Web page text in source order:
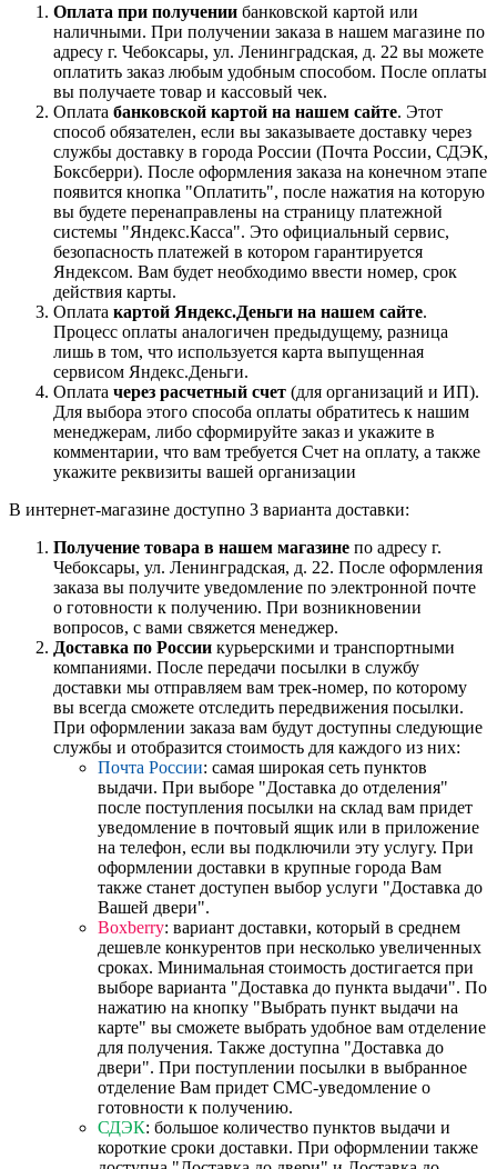
Оплата при получении банковской картой или
наличными. При получении заказа в нашем магазине по
адресу г. Чебоксары, ул. Ленинградская, д. 22 вы можете
оплатить заказ любым удобным способом. После оплаты
вы получаете товар и кассовый чек.
Оплата банковской картой на нашем сайте. Этот
способ обязателен, если вы заказываете доставку через
службы доставку в города России (Почта России, СДЭК,
Боксберри). После оформления заказа на конечном этапе
появится кнопка "Оплатить", после нажатия на которую
вы будете перенаправлены на страницу платежной
системы "Яндекс.Касса". Это официальный сервис,
безопасность платежей в котором гарантируется
Яндексом. Вам будет необходимо ввести номер, срок
действия карты.
Оплата картой Яндекс.Деньги на нашем сайте.
Процесс оплаты аналогичен предыдущему, разница
лишь в том, что используется карта выпущенная
сервисом Яндекс.Деньги.
Оплата через расчетный счет (для организаций и ИП).
Для выбора этого способа оплаты обратитесь к нашим
менеджерам, либо сформируйте заказ и укажите в
комментарии, что вам требуется Счет на оплату, а также
укажите реквизиты вашей организации
В интернет-магазине доступно 3 варианта доставки:
Получение товара в нашем магазине по адресу г.
Чебоксары, ул. Ленинградская, д. 22. После оформления
заказа вы получите уведомление по электронной почте
о готовности к получению. При возникновении
вопросов, с вами свяжется менеджер.
Доставка по России курьерскими и транспортными
компаниями. После передачи посылки в службу
доставки мы отправляем вам трек-номер, по которому
вы всегда сможете отследить передвижения посылки.
При оформлении заказа вам будут доступны следующие
службы и отобразится стоимость для каждого из них:
Почта России: самая широкая сеть пунктов
выдачи. При выборе "Доставка до отделения"
после поступления посылки на склад вам придет
уведомление в почтовый ящик или в приложение
на телефон, если вы подключили эту услугу. При
оформлении доставки в крупные города Вам
также станет доступен выбор услуги "Доставка до
Вашей двери".
Boxberry: вариант доставки, который в среднем
дешевле конкурентов при несколько увеличенных
сроках. Минимальная стоимость достигается при
выборе варианта "Доставка до пункта выдачи". По
нажатию на кнопку "Выбрать пункт выдачи на
карте" вы сможете выбрать удобное вам отделение
для получения. Также доступна "Доставка до
двери". При поступлении посылки в выбранное
отделение Вам придет СМС-уведомление о
готовности к получению.
СДЭК: большое количество пунктов выдачи и
короткие сроки доставки. При оформлении также